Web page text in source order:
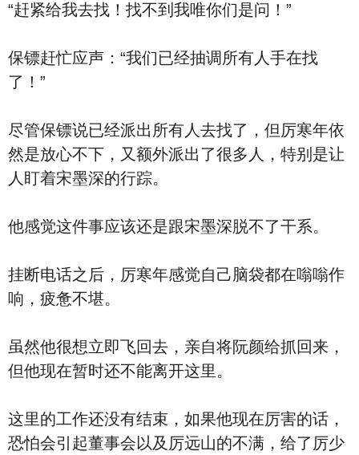
“赶紧给我去找！找不到我唯你们是问！”
保镖赶忙应声：“我们已经抽调所有人手在找
了！”
尽管保镖说已经派出所有人去找了，但厉寒年依
然是放心不下，又额外派出了很多人，特别是让
人盯着宋墨深的行踪。
他感觉这件事应该还是跟宋墨深脱不了干系。
挂断电话之后，厉寒年感觉自己脑袋都在嗡嗡作
响，疲惫不堪。
虽然他很想立即飞回去，亲自将阮颜给抓回来，
但他现在暂时还不能离开这里。
这里的工作还没有结束，如果他现在厉害的话，
恐怕会引起董事会以及厉远山的不满，给了厉少